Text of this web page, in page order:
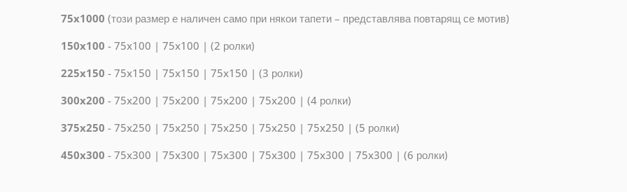
75x1000 (този размер е наличен само при някои тапети – представлява повтарящ се мотив)
150x100 - 75x100 | 75x100 | (2 ролки)
225x150 - 75x150 | 75x150 | 75x150 | (3 ролки)
300x200 - 75x200 | 75x200 | 75x200 | 75x200 | (4 ролки)
375x250 - 75x250 | 75x250 | 75x250 | 75x250 | 75x250 | (5 ролки)
450x300 - 75x300 | 75x300 | 75x300 | 75x300 | 75x300 | 75x300 | (6 ролки)